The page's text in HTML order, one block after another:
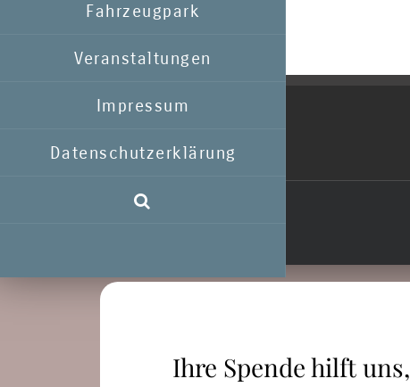
Fahrzeugpark
Veranstaltungen
Impressum
Datenschutzerklärung
Ihre Spende hilft uns,